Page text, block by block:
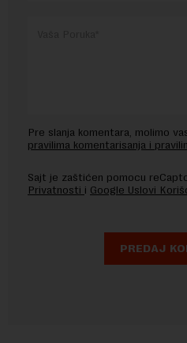
Pre slanja komentara, molimo
pravilima komentarisanja i
Sajt je zaštićen pomocu
Privatnosti i Google Uslovi